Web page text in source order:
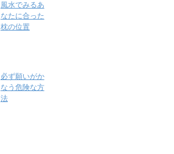
風水でみるあ
なたに合った
枕の位置
必ず願いがか
なう危険な方
法